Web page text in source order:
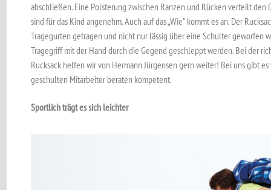
abschließen. Eine Polsterung zwischen Ranzen und Rücken verteilt
sind für das Kind angenehm. Auch auf das „Wie" kommt es an. Der
Tragegurten getragen und nicht nur lässig über eine Schulter geworfen
Tragegriff mit der Hand durch die Gegend geschleppt werden. Bei der
Rucksack helfen wir von Hermann Jürgensen gern weiter! Bei uns gibt
geschulten Mitarbeiter beraten kompetent.
Sportlich trägt es sich leichter